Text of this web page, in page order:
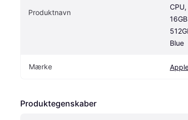
Produktnavn
Blue
Mærke
Produktegenskaber